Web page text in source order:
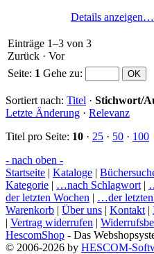
Details anzeigen…
Einträge 1–3 von 3
Zurück · Vor
Seite: 1 Gehe zu:
Sortiert nach: Titel · Stichwort/
Letzte Änderung · Relevanz
Titel pro Seite: 10 · 25 · 50 · 100
- nach oben -
Startseite | Kataloge |
Kategorie | …nach Schlagwort |
der letzten Wochen | …der letzten
Warenkorb | Über uns | Kontakt |
| Vertrag widerrufen |
HescomShop - Das
© 2006-2026 by HESCOM-